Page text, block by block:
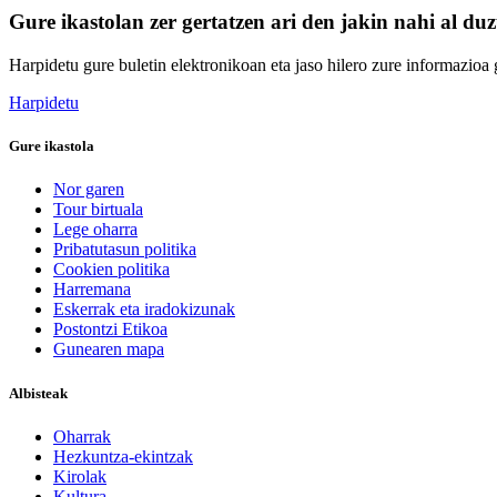
Gure ikastolan zer gertatzen ari den jakin nahi al
Harpidetu gure buletin elektronikoan eta jaso hilero zure informazioa
Harpidetu
Gure ikastola
Nor garen
Tour birtuala
Lege oharra
Pribatutasun politika
Cookien politika
Harremana
Eskerrak eta iradokizunak
Postontzi Etikoa
Gunearen mapa
Albisteak
Oharrak
Hezkuntza-ekintzak
Kirolak